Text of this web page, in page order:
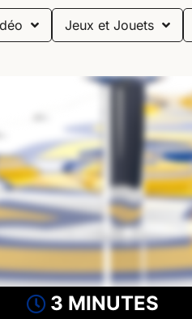
Jeux et Jouets
3 MINUTES